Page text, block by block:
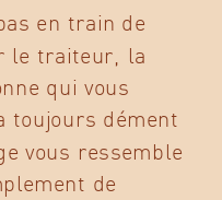
en train de
le traiteur, la
qui vous
toujours dément
vous ressemble
de